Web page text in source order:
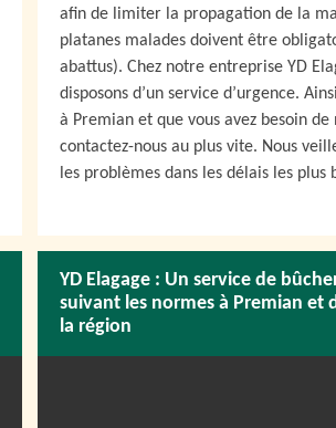
afin de limiter la propagation de la
platanes malades doivent être
abattus). Chez notre entreprise YD
disposons d’un service d’urgence.
à Premian et que vous avez besoin de
contactez-nous au plus vite. Nous
les problèmes dans les délais les plus
YD Elagage : Un service de
suivant les normes à Premian et
la région